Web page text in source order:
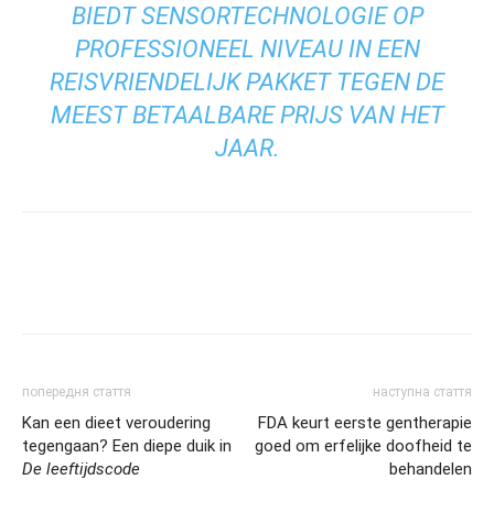
BIEDT SENSORTECHNOLOGIE OP
PROFESSIONEEL NIVEAU IN EEN
REISVRIENDELIJK PAKKET TEGEN DE
MEEST BETAALBARE PRIJS VAN HET
JAAR.
попередня стаття
Kan een dieet veroudering
tegengaan? Een diepe duik in
De leeftijdscode
наступна стаття
FDA keurt eerste gentherapie
goed om erfelijke doofheid te
behandelen